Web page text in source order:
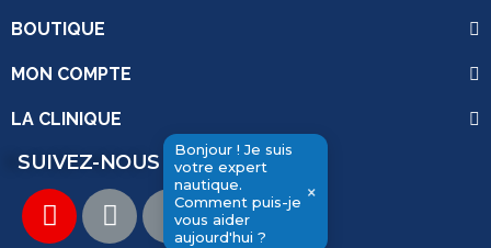
Bonjour ! Je suis
votre expert
nautique.
Comment puis-je
vous aider
aujourd'hui ?
×
BOUTIQUE
MON COMPTE
LA CLINIQUE
SUIVEZ-NOUS